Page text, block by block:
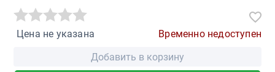
Цена не указана
Временно недоступен
Добавить в корзину